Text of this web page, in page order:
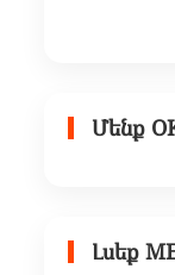
Մենք
Լսեք